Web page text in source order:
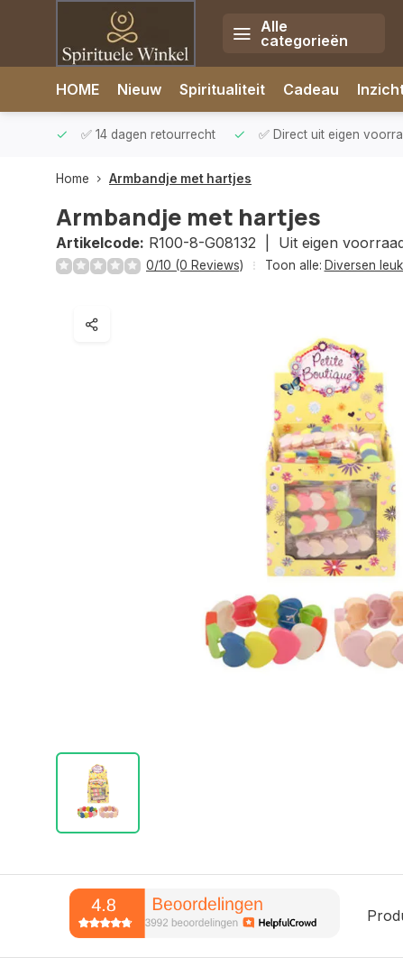
Alle
categorieën
HOME Nieuw Spiritualiteit Cadeau
✅ 14 dagen retourrecht ✅ Direct uit eigen
Home Armbandje met hartjes
Armbandje met hartjes
Artikelcode: R100-8-G08132 | Uit eigen
0/10 (0 Reviews) Toon alle: Diversen